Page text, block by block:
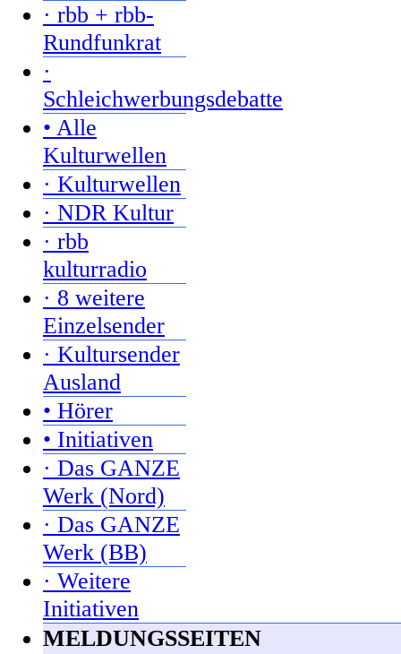
· rbb + rbb-
Rundfunkrat
·
Schleichwerbungsdebatte
• Alle
Kulturwellen
· Kulturwellen
· NDR Kultur
· rbb
kulturradio
· 8 weitere
Einzelsender
· Kultursender
Ausland
• Hörer
• Initiativen
· Das GANZE
Werk (Nord)
· Das GANZE
Werk (BB)
· Weitere
Initiativen
MELDUNGSSEITEN